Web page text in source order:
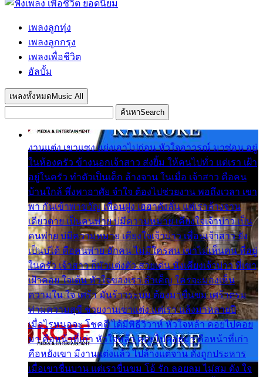
เพลงลูกทุ่ง
เพลงลูกกรุง
เพลงเพื่อชีวิต
อัลบั้ม
เพลงทั้งหมด Music All
ค้นหาSearch
งานแต่ง เขาแซง แย่งเอาไปก่อน หัวใจอาวรณ์ มาซ่อน อยู่
ในห้องครัว ข้างนอกเจ้าสาว ส่งยิ้ม ให้คนไปทั่ว แต่เรา เฝ้า
อยู่ในครัว ทำตัวเป็นเด็ก ล้างจาน ในเมื่อ เจ้าสาว คือคน
บ้านใกล้ พึ่งพาอาศัย จำใจ ต้องไปช่วยงาน พอถึงเวลา เขา
พา กันเข้าพาขวัญ เพื่อนฝูง เฮฮาดังลั่น แต่เราล้างจาน
เดียวดาย เป็นคนพ่าย บ่มีความหมาย เคียงใจเจ้าบ่าว เป็น
คนพ่าย บ่มีความหมาย เคียงใจเจ้าบ่าว เพื่อนเจ้าสาว ยัง
เป็นบ่ได้ คือคนพ่าย ฮักคน ไม่มีใครสน เขาไม่เห็นคน ที่อยู่
ในครัว เจ้าสาว ก็มัวแต่งตัว สวยเด่น นั่งเคียงเจ้าบ่าว ที่เขา
เฝ้าคอย ใจเต้น หัวใจของเรา ลำเค็ญ ใครจะมองเห็น
ความใน ใจ เศร้า มันร้าวระบม ต้องมาขื่นขม เศร้าตรม
ท่ามความสุขี ช่วยงานเขาแต่ง แต่เรา แล้งมาหลายปี
เมื่อไรหนอจะ โชคดี ได้มีพิธีวิวาห์ หัวใจหล้า คอยไปคอย
มา คือหน้าที่เก่า หัวใจหล้า คอยไปคอยมา คือหน้าที่เก่า
คือหยังเขา มีงานแต่งแล้ว ไปล้างแต่จาน ดั่งถูกประหาร
เมื่อเขาชื่นบาน แต่เราขื่นขม โอ้ รัก ลอยลม ไม่สม ดัง ใจ